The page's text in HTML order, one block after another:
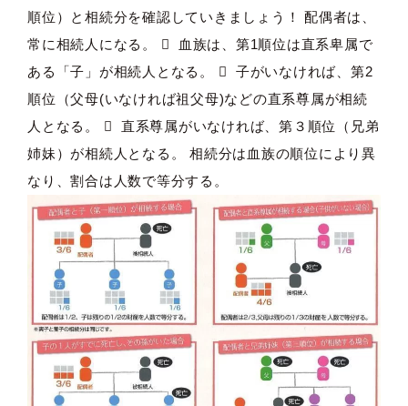
順位）と相続分を確認していきましょう！ 配偶者は、
常に相続人になる。  血族は、第1順位は直系卑属で
ある「子」が相続人となる。  子がいなければ、第2
順位（父母(いなければ祖父母)などの直系尊属が相続
人となる。  直系尊属がいなければ、第３順位（兄弟
姉妹）が相続人となる。 相続分は血族の順位により異
なり、割合は人数で等分する。